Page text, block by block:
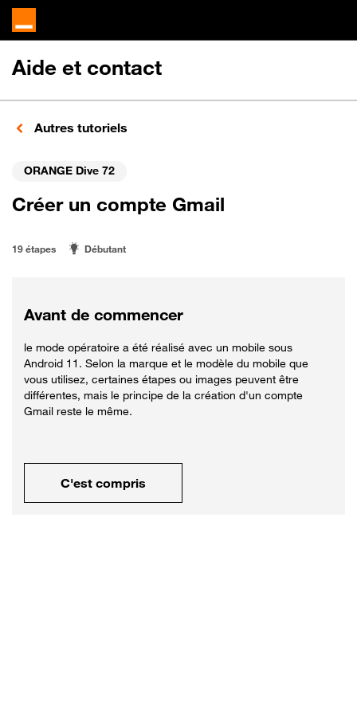
Aide et contact
Autres tutoriels
ORANGE Dive 72
Créer un compte Gmail
19 étapes Débutant
Avant de commencer
le mode opératoire a été réalisé avec un mobile sous
Android 11. Selon la marque et le modèle du mobile que
vous utilisez, certaines étapes ou images peuvent être
différentes, mais le principe de la création d'un compte
Gmail reste le même.
C'est compris